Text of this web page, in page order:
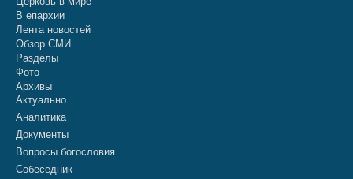
В епархии
Лента новостей
Обзор СМИ
Разделы
Фото
Архивы
Актуально
Аналитика
Документы
Вопросы богословия
Собеседник